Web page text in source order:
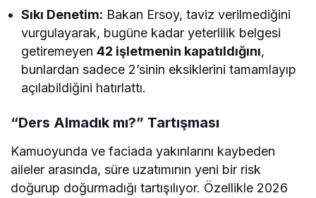
Sıkı Denetim: Bakan Ersoy, taviz verilmediğini
vurgulayarak, bugüne kadar yeterlilik belgesi
getiremeyen42 işletmenin kapatıldığını,
bunlardan sadece 2’sinin eksiklerini tamamlayıp
açılabildiğini hatırlattı.
“Ders Almadık mı?” Tartışması
Kamuoyunda ve faciada yakınlarını kaybeden
aileler arasında, süre uzatımının yeni bir risk
doğurup doğurmadığı tartışılıyor. Özellikle 2026